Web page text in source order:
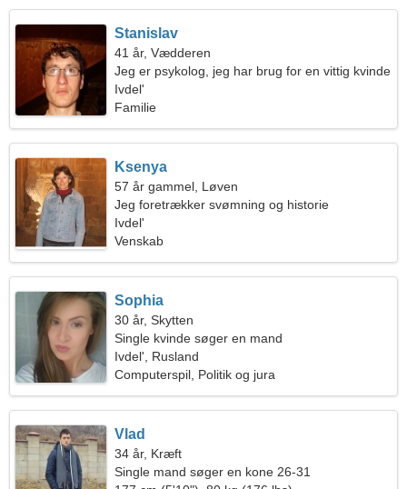
Stanislav
41 år, Vædderen
Jeg er psykolog, jeg har brug for en vittig kvinde
Ivdel'
Familie
Ksenya
57 år gammel, Løven
Jeg foretrækker svømning og historie
Ivdel'
Venskab
Sophia
30 år, Skytten
Single kvinde søger en mand
Ivdel', Rusland
Computerspil, Politik og jura
Vlad
34 år, Kræft
Single mand søger en kone 26-31